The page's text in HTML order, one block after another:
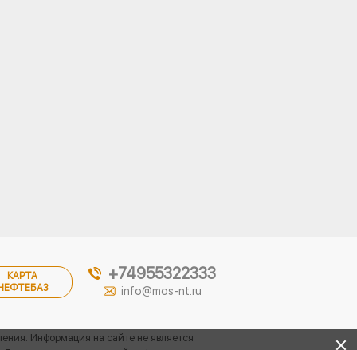
КАРТА
+74955322333
info@mos-nt.ru
Информация на сайте не является